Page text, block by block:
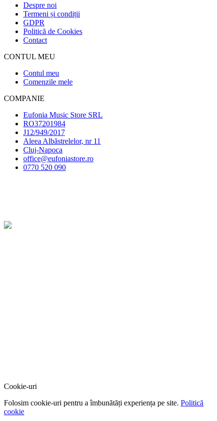
Despre noi
Termeni și condiții
GDPR
Politică de Cookies
Contact
CONTUL MEU
Contul meu
Comenzile mele
COMPANIE
Eufonia Music Store SRL
RO37201984
J12/949/2017
Aleea Albăstrelelor, nr 11
Cluj-Napoca
office@eufoniastore.ro
0770 520 090
Cookie-uri
Folosim cookie-uri pentru a îmbunătăți experiența pe site. Politică
cookie